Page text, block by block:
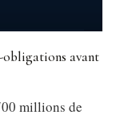
obligations avant
millions de